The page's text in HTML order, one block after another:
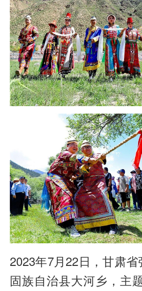
2023年7月22日，甘肃
固族自治县大河乡，主